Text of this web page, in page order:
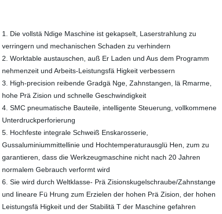
1. Die vollstä Ndige Maschine ist gekapselt, Laserstrahlung zu
verringern und mechanischen Schaden zu verhindern
2. Worktable austauschen, auß Er Laden und Aus dem Programm
nehmenzeit und Arbeits-Leistungsfä Higkeit verbessern
3. High-precision reibende Gradgä Nge, Zahnstangen, lä Rmarme,
hohe Prä Zision und schnelle Geschwindigkeit
4. SMC pneumatische Bauteile, intelligente Steuerung, vollkommene
Unterdruckperforierung
5. Hochfeste integrale Schweiß Enskarosserie,
Gussaluminiummittellinie und Hochtemperaturausglü Hen, zum zu
garantieren, dass die Werkzeugmaschine nicht nach 20 Jahren
normalem Gebrauch verformt wird
6. Sie wird durch Weltklasse- Prä Zisionskugelschraube/Zahnstange
und lineare Fü Hrung zum Erzielen der hohen Prä Zision, der hohen
Leistungsfä Higkeit und der Stabilitä T der Maschine gefahren